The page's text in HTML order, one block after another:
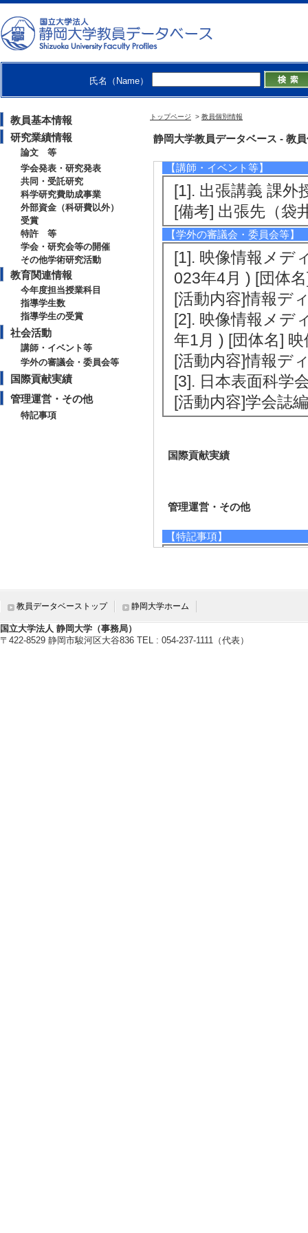
氏名（Name）
教員基本情報
研究業績情報
論文 等
学会発表・研究発表
共同・受託研究
科学研究費助成事業
外部資金（科研費以外）
受賞
特許 等
学会・研究会等の開催
その他学術研究活動
教育関連情報
今年度担当授業科目
指導学生数
指導学生の受賞
社会活動
講師・イベント等
学外の審議会・委員会等
国際貢献実績
管理運営・その他
特記事項
トップページ > 教員個別情報
静岡大学教員データベース - 教
[授与団体名] 映像
[5]. 二次元層状材
[授与団体名] 映像
社会活動
【講師・イベント等】
[1]. 出張講義 課外
[備考] 出張先（袋
【学外の審議会・委員会等】
[1]. 映像情報メデ
023年4月 ) [団体
[活動内容]情報デ
[2]. 映像情報メデ
年1月 ) [団体名]
[活動内容]情報デ
[3]. 日本表面科学
[活動内容]学会誌
国際貢献実績
管理運営・その他
【特記事項】
教員データベーストップ 静岡大学ホーム
国立大学法人 静岡大学（事務局）
〒422-8529 静岡市駿河区大谷836 TEL : 054-237-1111（代表）